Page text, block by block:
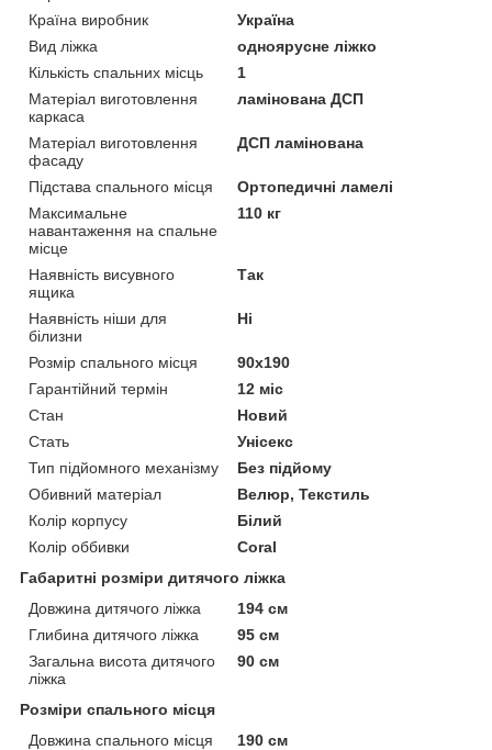
Країна виробник
Україна
Вид ліжка
одноярусне ліжко
Кількість спальних місць
1
Матеріал виготовлення
каркаса
ламінована ДСП
Матеріал виготовлення
фасаду
ДСП ламінована
Підстава спального місця
Ортопедичні ламелі
Максимальне
навантаження на спальне
місце
110 кг
Наявність висувного
ящика
Так
Наявність ніши для
білизни
Ні
Розмір спального місця
90х190
Гарантійний термін
12 міс
Стан
Новий
Стать
Унісекс
Тип підйомного механізму
Без підйому
Обивний матеріал
Велюр, Текстиль
Колір корпусу
Білий
Колір оббивки
Coral
Габаритні розміри дитячого ліжка
Довжина дитячого ліжка
194 см
Глибина дитячого ліжка
95 см
Загальна висота дитячого
ліжка
90 см
Розміри спального місця
Довжина спального місця
190 см